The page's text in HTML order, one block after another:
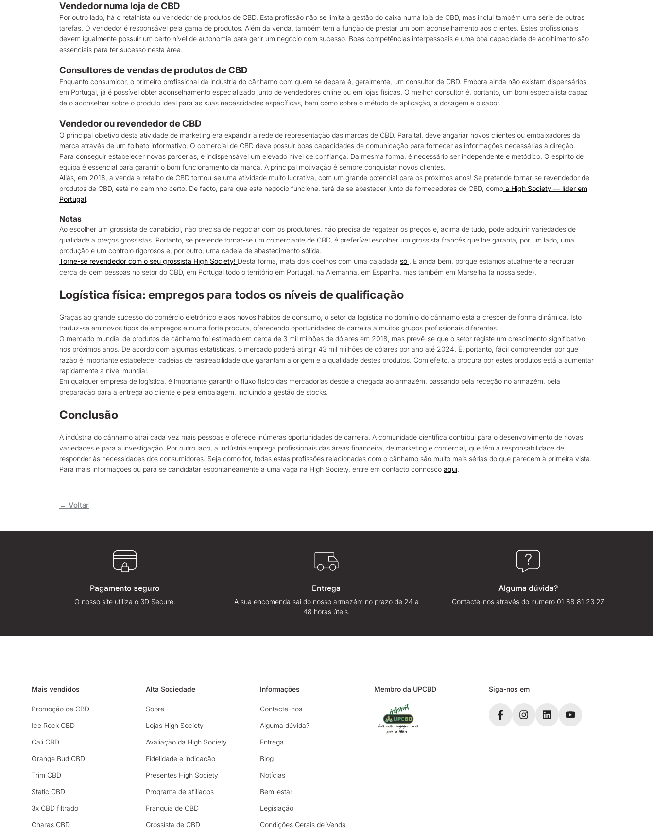
Vendedor numa loja de CBD
Por outro lado, há o retalhista ou vendedor de produtos de CBD. Esta profissão não se limita à gestão do caixa numa loja de CBD, mas inclui também uma série de outras
tarefas. O vendedor é responsável pela gama de produtos. Além da venda, também tem a função de prestar um bom aconselhamento aos clientes. Estes profissionais
devem igualmente possuir um certo nível de autonomia para gerir um negócio com sucesso. Boas competências interpessoais e uma boa capacidade de acolhimento são
essenciais para ter sucesso nesta área.
Consultores de vendas de produtos de CBD
Enquanto consumidor, o primeiro profissional da indústria do cânhamo com quem se depara é, geralmente, um consultor de CBD. Embora ainda não existam dispensários
em Portugal, já é possível obter aconselhamento especializado junto de vendedores online ou em lojas físicas. O melhor consultor é, portanto, um bom especialista capaz
de o aconselhar sobre o produto ideal para as suas necessidades específicas, bem como sobre o método de aplicação, a dosagem e o sabor.
Vendedor ou revendedor de CBD
O principal objetivo desta atividade de marketing era expandir a rede de representação das marcas de CBD. Para tal, deve angariar novos clientes ou embaixadores da
marca através de um folheto informativo. O comercial de CBD deve possuir boas capacidades de comunicação para fornecer as informações necessárias à direção.
Para conseguir estabelecer novas parcerias, é indispensável um elevado nível de confiança. Da mesma forma, é necessário ser independente e metódico. O espírito de
equipa é essencial para garantir o bom funcionamento da marca. A principal motivação é sempre conquistar novos clientes.
Aliás, em 2018, a venda a retalho de CBD tornou-se uma atividade muito lucrativa, com um grande potencial para os próximos anos! Se pretende tornar-se revendedor de
produtos de CBD, está no caminho certo. De facto, para que este negócio funcione, terá de se abastecer junto de fornecedores de CBD, como a High Society — líder em
Portugal.
Notas
Ao escolher um grossista de canabidiol, não precisa de negociar com os produtores, não precisa de regatear os preços e, acima de tudo, pode adquirir variedades de
qualidade a preços grossistas. Portanto, se pretende tornar-se um comerciante de CBD, é preferível escolher um grossista francês que lhe garanta, por um lado, uma
produção e um controlo rigorosos e, por outro, uma cadeia de abastecimento sólida.
Torne-se revendedor com o seu grossista High Society! Desta forma, mata dois coelhos com uma cajadada só . E ainda bem, porque estamos atualmente a recrutar
cerca de cem pessoas no setor do CBD, em Portugal todo o território em Portugal, na Alemanha, em Espanha, mas também em Marselha (a nossa sede).
Logística física: empregos para todos os níveis de qualificação
Graças ao grande sucesso do comércio eletrónico e aos novos hábitos de consumo, o setor da logística no domínio do cânhamo está a crescer de forma dinâmica. Isto
traduz-se em novos tipos de empregos e numa forte procura, oferecendo oportunidades de carreira a muitos grupos profissionais diferentes.
O mercado mundial de produtos de cânhamo foi estimado em cerca de 3 mil milhões de dólares em 2018, mas prevê-se que o setor registe um crescimento significativo
nos próximos anos. De acordo com algumas estatísticas, o mercado poderá atingir 43 mil milhões de dólares por ano até 2024. É, portanto, fácil compreender por que
razão é importante estabelecer cadeias de rastreabilidade que garantam a origem e a qualidade destes produtos. Com efeito, a procura por estes produtos está a aumentar
rapidamente a nível mundial.
Em qualquer empresa de logística, é importante garantir o fluxo físico das mercadorias desde a chegada ao armazém, passando pela receção no armazém, pela
preparação para a entrega ao cliente e pela embalagem, incluindo a gestão de stocks.
Conclusão
A indústria do cânhamo atrai cada vez mais pessoas e oferece inúmeras oportunidades de carreira. A comunidade científica contribui para o desenvolvimento de novas
variedades e para a investigação. Por outro lado, a indústria emprega profissionais das áreas financeira, de marketing e comercial, que têm a responsabilidade de
responder às necessidades dos consumidores. Seja como for, todas estas profissões relacionadas com o cânhamo são muito mais sérias do que parecem à primeira vista.
Para mais informações ou para se candidatar espontaneamente a uma vaga na High Society, entre em contacto connosco aqui.
← Voltar
Pagamento seguro
O nosso site utiliza o 3D Secure.
Entrega
A sua encomenda sai do nosso armazém no prazo de 24 a
48 horas úteis.
Alguma dúvida?
Contacte-nos através do número 01 88 81 23 27
Mais vendidos
Promoção de CBD
Ice Rock CBD
Cali CBD
Orange Bud CBD
Trim CBD
Static CBD
3x CBD filtrado
Charas CBD
Alta Sociedade
Sobre
Lojas High Society
Avaliação da High Society
Fidelidade e indicação
Presentes High Society
Programa de afiliados
Franquia de CBD
Grossista de CBD
Informações
Contacte-nos
Alguma dúvida?
Entrega
Blog
Notícias
Bem-estar
Legislação
Condições Gerais de Venda
Membro da UPCBD Siga-nos em